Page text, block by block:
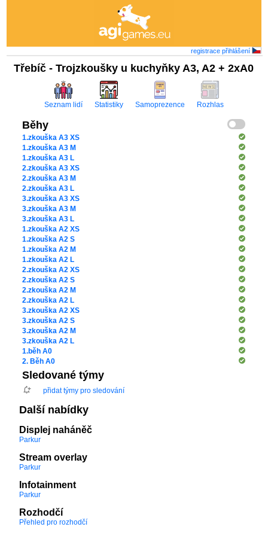
registrace přihlášení
Třebíč - Trojzkoušky u kuchyňky A3, A2 + 2xA0
Seznam lidí Statistiky Samoprezence Rozhlas
Běhy
1.zkouška A3 XS
1.zkouška A3 M
1.zkouška A3 L
2.zkouška A3 XS
2.zkouška A3 M
2.zkouška A3 L
3.zkouška A3 XS
3.zkouška A3 M
3.zkouška A3 L
1.zkouška A2 XS
1.zkouška A2 S
1.zkouška A2 M
1.zkouška A2 L
2.zkouška A2 XS
2.zkouška A2 S
2.zkouška A2 M
2.zkouška A2 L
3.zkouška A2 XS
3.zkouška A2 S
3.zkouška A2 M
3.zkouška A2 L
1.běh A0
2. Běh A0
Sledované týmy
přidat týmy pro sledování
Další nabídky
Displej naháněč
Parkur
Stream overlay
Parkur
Infotainment
Parkur
Rozhodčí
Přehled pro rozhodčí